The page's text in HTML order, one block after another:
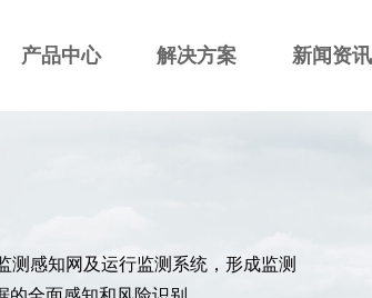
产品中心 解决方案 新闻资讯
测感知网及运行监测系统，形成监测